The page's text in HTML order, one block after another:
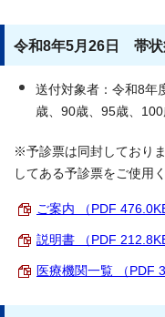
令和8年5月26日 帯状
送付対象者：令和8年
歳、90歳、95歳、
※予診票は同封しており
してある予診票をご使用
ご案内 （PDF
説明書 （PDF
医療機関一覧 （PDF